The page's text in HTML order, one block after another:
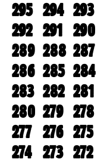
295 294 293
292 291 290
289 288 287
286 285 284
283 282 281
280 279 278
277 276 275
274 273 272